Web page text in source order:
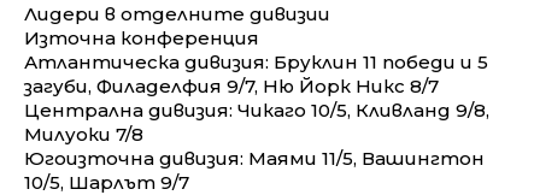
Лидери в отделните дивизии
Източна конференция
Атлантическа дивизия: Бруклин 11 победи и 5
загуби, Филаделфия 9/7, Ню Йорк Никс 8/7
Централна дивизия: Чикаго 10/5, Кливланд 9/8,
Милуоки 7/8
Югоизточна дивизия: Маями 11/5, Вашингтон
10/5, Шарлът 9/7